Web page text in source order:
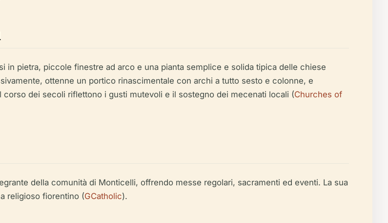
pietra, piccole finestre ad arco e una pianta semplice e solida tipica delle chiese
ottenne un portico rinascimentale con archi a tutto sesto e colonne, e
dei secoli riflettono i gusti mutevoli e il sostegno dei mecenati locali (Churches of
della comunità di Monticelli, offrendo messe regolari, sacramenti ed eventi. La sua
religioso fiorentino (GCatholic).